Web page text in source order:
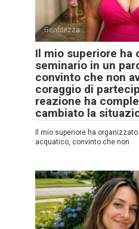
Gentilezza
Il mio superiore ha
seminario in un
convinto che non
coraggio di
reazione ha
cambiato la
Il mio superiore ha
acquatico, convinto che non